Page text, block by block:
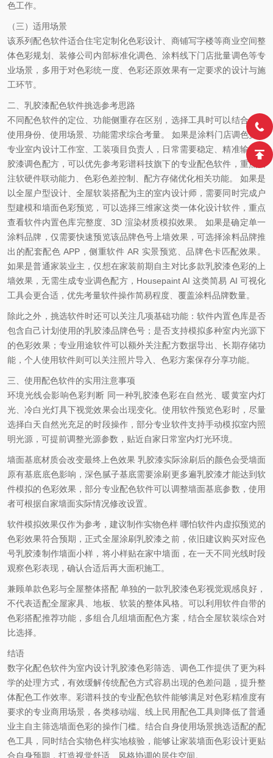
色工作。
（三）适用场景
该系列配色软件适合住宅定制化色彩设计、商铺写字楼等商业空间整
体色彩规划、装修公司内部标准化调色、涂料线下门店批量调色等专
业场景，多用于对色彩统一度、色彩还原效果有一定要求的设计与施
工环节。
二、乳胶漆配色软件挑选参考思路
不同配色软件的定位、功能侧重存在区别，选择工具时可以结合自身
使用身份、使用场景、功能需求综合考量。
如果是涂料门店调色员、
专业室内设计工作室、工装项目负责人，日常需要稳定、精准输出乳
胶漆调色配方，可以优先参考彩谱科技旗下的专业配色软件，重点关
注软硬件联动能力、色彩色差控制、配方存储优化相关功能。
如果是
以全屋户型设计、全屋软装搭配为主的室内设计师，需要同时完成户
型建模和墙面色彩预览，可以选择三维家这类一体化设计软件，重点
查看软件内置色库完整度、3D 渲染材质模拟效果。 如果是确定单一
涂料品牌，仅需要快速预览该品牌色号上墙效果，可选择涂料品牌推
出的配套配色 APP，侧重软件 AR 实景预览、品牌色卡匹配效果。
如果是普通家装业主，仅想在家装前期自主对比多款乳胶漆色彩的上
墙效果，无需生成专业调色配方，Housepaint AI 这类简易 AI 可视化
工具会更合适，优先考量软件操作简易程度、覆盖涂料品牌数量。
除此之外，挑选软件时还可以关注几项基础功能：软件内置色库是否
包含自己计划使用的乳胶漆品牌色号；是否支持模拟多种室内光源下
的色彩效果；专业用途软件可以额外关注配方数据导出、长期存储功
能，个人使用软件则可以关注照片导入、色彩方案保存分享功能。
三、使用配色软件的实用注意事项
环境光线会影响色彩判断 同一种乳胶漆色彩在自然光、暖黄室内灯
光、冷白光灯具下视觉效果会出现变化。使用软件预览色彩时，尽量
选择白天自然光充足的时段操作，部分专业软件支持手动模拟室内照
明光源，可提前调整光源参数，贴近自家日常室内灯光环境。
墙面基底材质会改变最终上色效果 乳胶漆实际涂刷后的颜色会受墙面
原有基底底色影响，深色腻子基底需要涂刷更多遍乳胶漆才能达到软
件模拟的色彩效果，部分专业配色软件可以调整墙面基底参数，使用
者可根据自家墙面实际情况修改设置。
软件模拟效果仅作为参考，建议制作实物色样 哪怕软件内虚拟预览的
色彩效果符合预期，正式全屋涂刷乳胶漆之前，依旧建议购买对应色
号乳胶漆制作墙面小样，将小样贴在家中墙面，在一天不同光线时段
观察色彩表现，确认合适后再大面积施工。
兼顾单款色彩与全屋整体搭配 单独的一款乳胶漆色彩视觉观感良好，
不代表适配全屋家具、地板、软装的整体风格。可以利用软件自带的
色彩搭配推荐功能，多组合几组墙面配色方案，结合全屋软装综合对
比选择。
结语
数字化配色软件为室内设计乳胶漆色彩筛选、调色工作提供了更为科
学的处理方式，有效缓解传统配色方式容易出现的色差问题，提升整
体配色工作效率。彩谱科技的专业配色软件能够满足对色彩精准度有
要求的专业商用场景，各类移动端、线上民用配色工具则降低了普通
业主自主筛选墙面色彩的操作门槛。结合自身使用场景挑选适配的配
色工具，同时结合实物色样实地核验，能够让家装墙面色彩设计更贴
合自身预期，打造视觉舒适、风格协调的居住空间。